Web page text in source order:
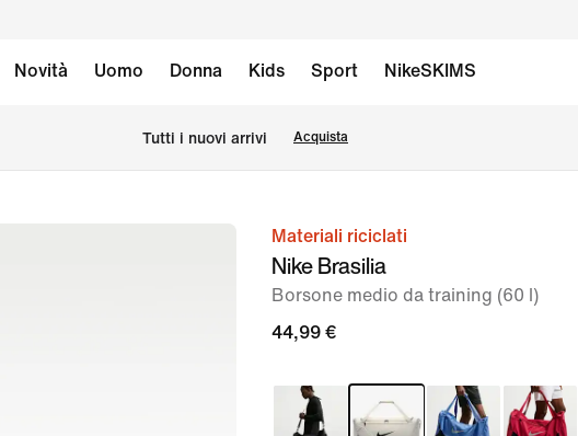
Novità Uomo Donna Kids Sport NikeSKIMS
Tutti i nuovi arrivi Acquista
immagine
Materiali riciclati
Nike Brasilia
Borsone medio da training (60 l)
44,99 €